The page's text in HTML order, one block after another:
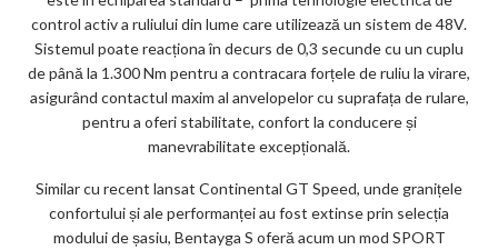
control activ a ruliului din lume care utilizează un sistem de 48V.
Sistemul poate reacționa în decurs de 0,3 secunde cu un cuplu
de până la 1.300 Nm pentru a contracara forțele de ruliu la virare,
asigurând contactul maxim al anvelopelor cu suprafața de rulare,
pentru a oferi stabilitate, confort la conducere și
manevrabilitate excepțională.
Similar cu recent lansat Continental GT Speed, unde granițele
confortului și ale performanței au fost extinse prin selecția
modului de șasiu, Bentayga S oferă acum un mod SPORT